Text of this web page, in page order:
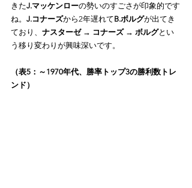
きたJ.マッケンローの勢いのすごさが印象的です
ね。 J.コナーズから2年遅れてB.ボルグが出てき
ており、 ナスターゼ → コナーズ → ボルグとい
う移り変わりが興味深いです。
（表5：～1970年代、勝率トップ3の勝利数トレ
ンド）